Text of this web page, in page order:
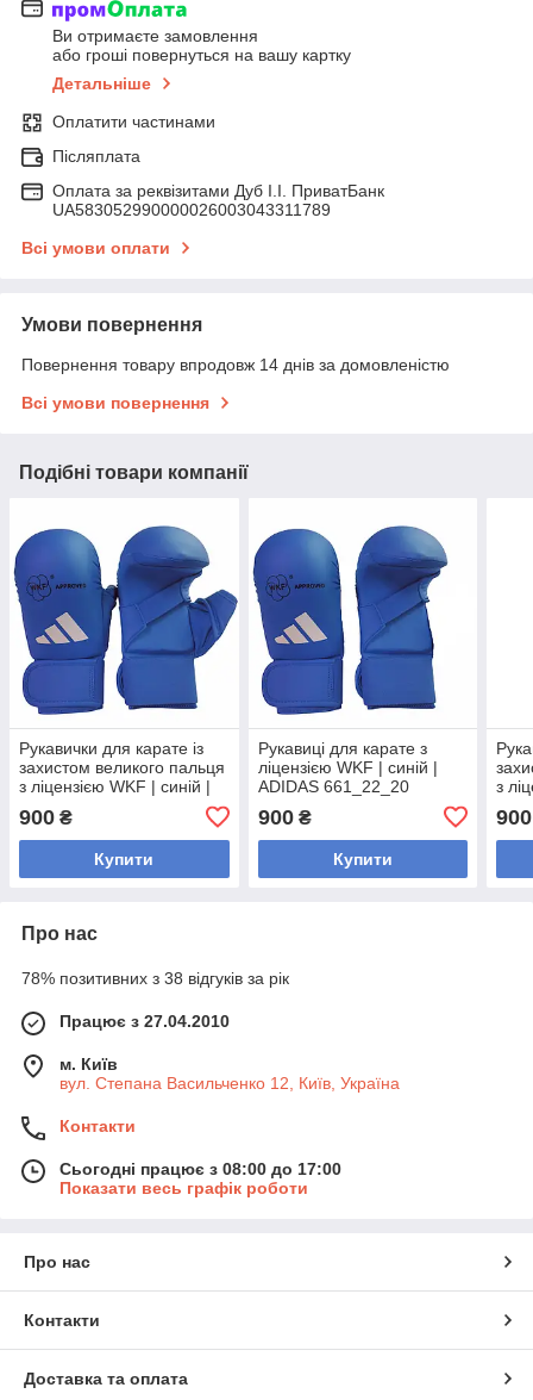
Ви отримаєте замовлення
або гроші повернуться на вашу картку
Детальніше
Оплатити частинами
Післяплата
Оплата за реквізитами Дуб І.І. ПриватБанк
UA583052990000026003043311789
Всі умови оплати
Умови повернення
Повернення товару впродовж 14 днів за домовленістю
Всі умови повернення
Подібні товари компанії
Рукавички для карате із
захистом великого пальця
з ліцензією WKF | синій |
900 ₴
Купити
Рукавиці для карате з
ліцензією WKF | синій |
ADIDAS 661_22_20
900₴
Купити
з
900
Про нас
78% позитивних з 38 відгуків за рік
Працює з 27.04.2010
м. Київ
вул. Степана Васильченко 12, Київ, Україна
Контакти
Сьогодні працює з 08:00 до 17:00
Показати весь графік роботи
Про нас
Контакти
Доставка та оплата